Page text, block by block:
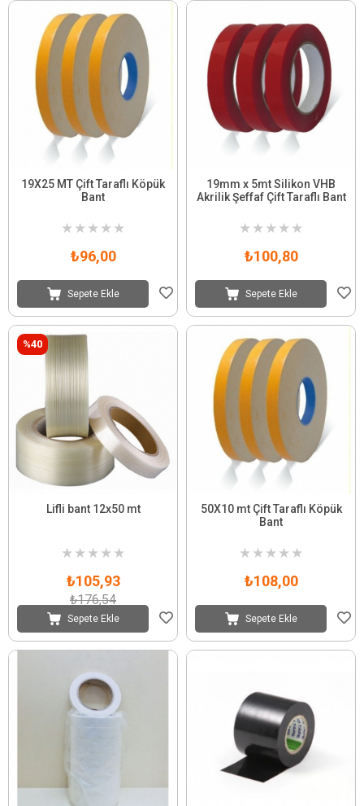
19X25 MT Çift Taraflı Köpük
Bant
★ ★ ★ ★ ★
₺96,00
Sepete Ekle
19mm x 5mt Silikon VHB
Akrilik Şeffaf Çift Taraflı Bant
★ ★ ★ ★ ★
₺100,80
Sepete Ekle
Lifli bant 12x50 mt
★ ★ ★ ★ ★
₺105,93
₺176,54
Sepete Ekle
%40
50X10 mt Çift Taraflı Köpük
Bant
★ ★ ★ ★ ★
₺108,00
Sepete Ekle